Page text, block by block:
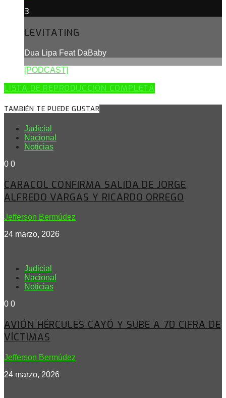
3
LEVITATING
Dua Lipa Feat DaBaby
[PODCAST]
LISTA DE REPRODUCCIÓN COMPLETA
TAMBIÉN TE PUEDE GUSTAR
Judicial
Nacional
Noticias
0 0
CARACOL CONFIRMA SALIDA DE JORGE
ALFREDO VARGAS Y RICARDO ORREGO
Jefferson Bermúdez
24 marzo, 2026
Judicial
Nacional
Noticias
0 0
AVIÓN HÉRCULES CAYÓ Y SUBE A 70 CIFRA DE
VÍCTIMAS
Jefferson Bermúdez
24 marzo, 2026